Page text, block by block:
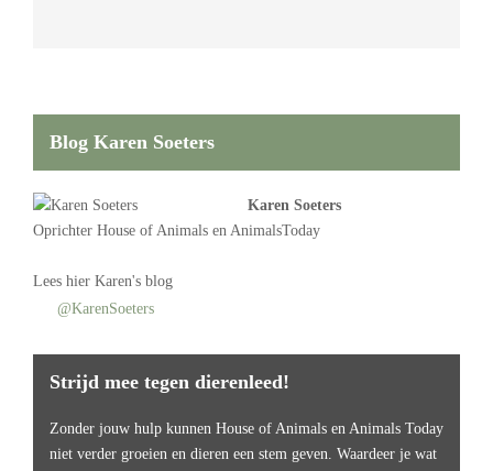
Blog Karen Soeters
Karen Soeters
Oprichter House of Animals en AnimalsToday
Lees hier Karen's blog
@KarenSoeters
Strijd mee tegen dierenleed!
Zonder jouw hulp kunnen House of Animals en Animals Today
niet verder groeien en dieren een stem geven. Waardeer je wat